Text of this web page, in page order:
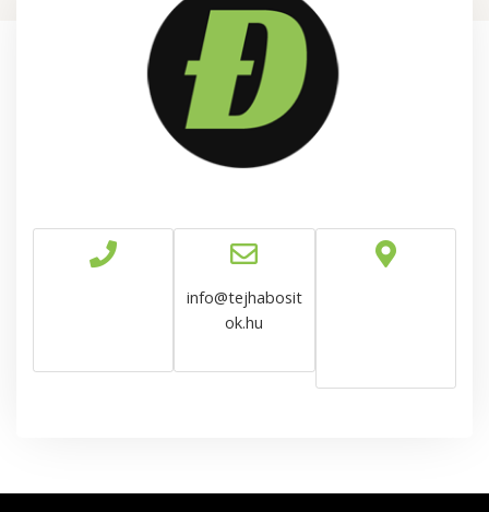
info@tejhabosit
ok.hu